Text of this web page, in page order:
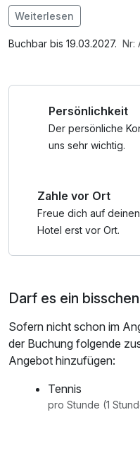
Betreuungszeiten
- Naturnahe Eltern-Kind-
- 2x pro Woche
Winter, täglich frisch
Grießbreie in BIO-
Wickelunterlage,
ausleihen, Hochstühle
Sport & Erholung:
Vergünstigungen,
KOSTENLOSER
Zahlreiche
anfordern!
Rückentragen,
Ponchos, Rucksäcke,
Im Angebot enthalten
Parkplatz, W-LAN
Weiterlesen
Buchbar bis 19.03.2027. Nr:
Persönlichkeit
Der persönliche
uns sehr wichtig.
Zahle vor Ort
Freue dich auf
Hotel erst vor Ort.
Darf es ein
Sofern nicht schon im
der Buchung folgende
Angebot hinzufügen:
Tennis
pro Stunde